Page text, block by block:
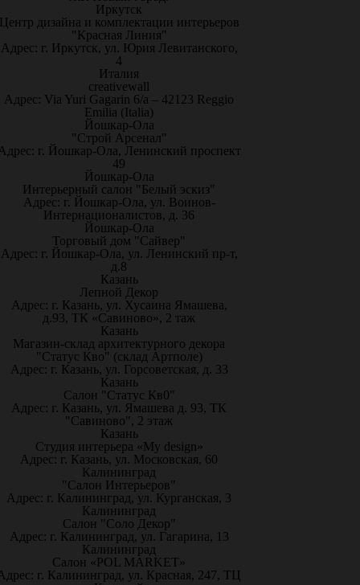
Иркутск
дизайна и комплектации интерьеров
"Красная Линия"
Адрес: г. Иркутск, ул. Юрия Левитанского,
4
Италия
creativewall
Адрес: Via Yuri Gagarin 6/a – 42123 Reggio
Emilia (Italia)
Йошкар-Ола
"Строй Арсенал"
г. Йошкар-Ола, Ленинский проспект
49
Йошкар-Ола
Интерьерный салон "Белый эскиз"
Адрес: г. Йошкар-Ола, ул. Воинов-
Интернационалистов, д. 36
Йошкар-Ола
Торговый дом "Сайвер"
Адрес: г. Йошкар-Ола, ул. Ленинский пр-т,
д.8
Казань
Лепной Декор
Адрес: г. Казань, ул. Хусаина Ямашева,
д.93, ТК «Савиново», 2 таж
Казань
Магазин-склад архитектурного декора
"Статус Кво" (склад Артполе)
Адрес: г. Казань, ул. Горсоветская, д. 33
Казань
Салон "Статус Кв0"
Адрес: г. Казань, ул. Ямашева д. 93, ТК
"Савиново", 2 этаж
Казань
Студия интерьера «My design»
Адрес: г. Казань, ул. Московская, 60
Калининград
"Салон Интерьеров"
Адрес: г. Калининград, ул. Курганская, 3
Калининград
Салон "Соло Декор"
Адрес: г. Калининград, ул. Гагарина, 13
Калининград
Салон «POL MARKET»
г. Калининград, ул. Красная, 247, ТЦ